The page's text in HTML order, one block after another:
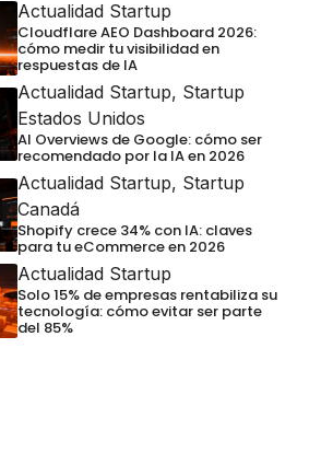
Actualidad Startup
Cloudflare AEO Dashboard 2026:
cómo medir tu visibilidad en
respuestas de IA
Actualidad Startup, Startup
Estados Unidos
AI Overviews de Google: cómo ser
recomendado por la IA en 2026
Actualidad Startup, Startup
Canadá
Shopify crece 34% con IA: claves
para tu eCommerce en 2026
Actualidad Startup
Solo 15% de empresas rentabiliza su
tecnología: cómo evitar ser parte
del 85%